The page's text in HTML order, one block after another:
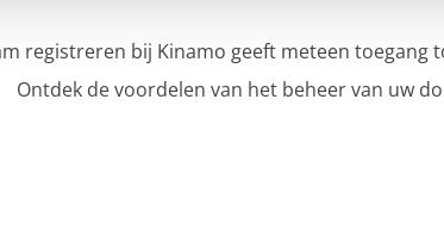
registreren bij Kinamo geeft meteen toegang
Ontdek de voordelen van het beheer van uw